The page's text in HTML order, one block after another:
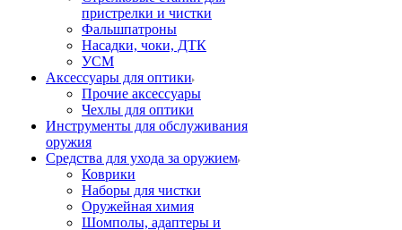
пристрелки и чистки
Фальшпатроны
Насадки, чоки, ДТК
УСМ
Аксессуары для оптики
Прочие аксессуары
Чехлы для оптики
Инструменты для обслуживания
оружия
Средства для ухода за оружием
Коврики
Наборы для чистки
Оружейная химия
Шомполы, адаптеры и